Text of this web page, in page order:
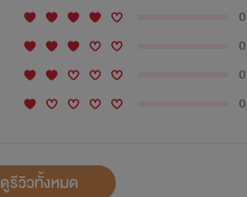
0
0
0
0
ดูรีวิวทั้งหมด